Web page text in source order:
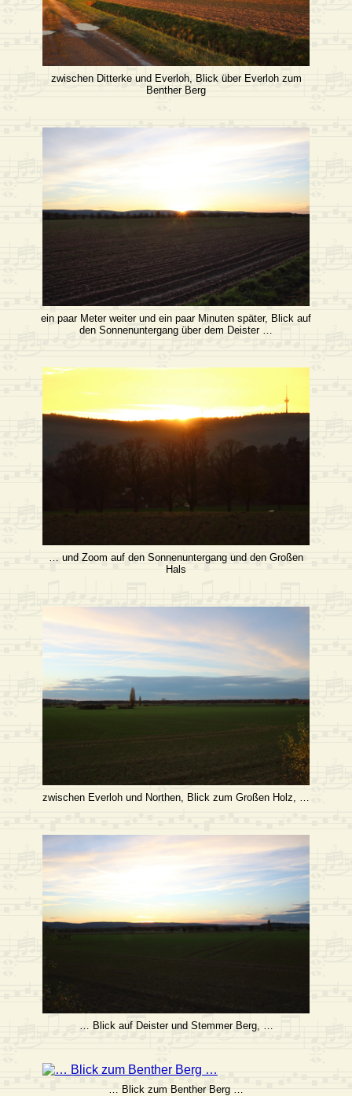
zwischen Ditterke und Everloh, Blick über Everloh zum
Benther Berg
ein paar Meter weiter und ein paar Minuten später, Blick auf
den Sonnenuntergang über dem Deister …
… und Zoom auf den Sonnenuntergang und den Großen
Hals
zwischen Everloh und Northen, Blick zum Großen Holz, …
… Blick auf Deister und Stemmer Berg, …
… Blick zum Benther Berg …